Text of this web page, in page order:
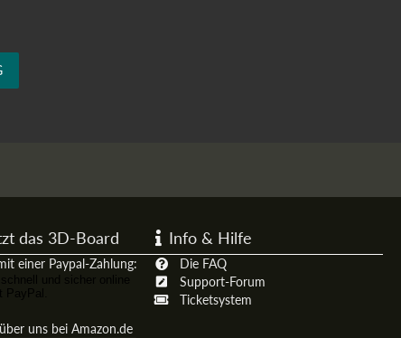
das 3D-Board
einer Paypal-Zahlung:
uns bei Amazon.de
Info & Hilfe
Die FAQ
Support-Forum
Ticketsystem